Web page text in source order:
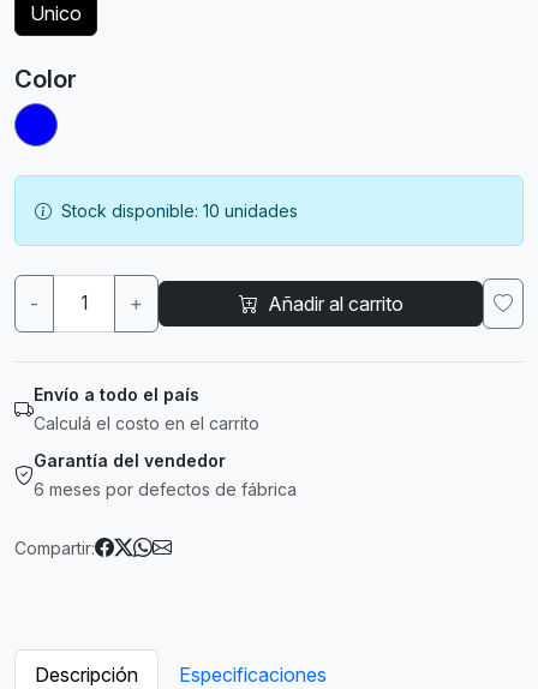
Unico
Color
Stock disponible: 10 unidades
- + Añadir al carrito
Envío a todo el país
Calculá el costo en el carrito
Garantía del vendedor
6 meses por defectos de fábrica
Compartir:
Descripción Especificaciones